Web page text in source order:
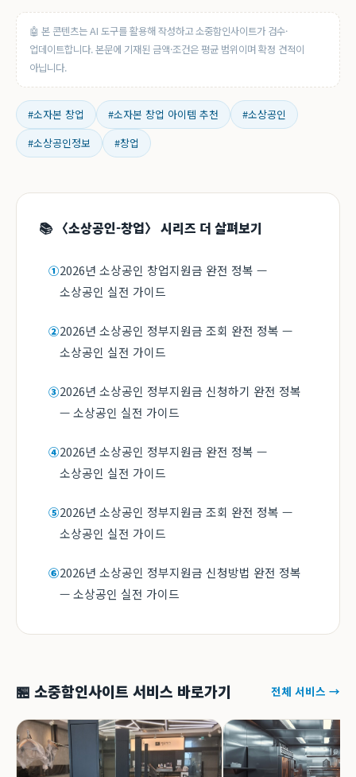
🤖 본 콘텐츠는 AI 도구를 활용해 작성하고 소중함인사이트가 검수·
업데이트합니다. 본문에 기재된 금액·조건은 평균 범위이며 확정 견적이
아닙니다.
#소자본 창업 #소자본 창업 아이템 추천
#소상공인
#소상공인정보
#창업
📚 〈소상공인-창업〉 시리즈 더 살펴보기
①2026년 소상공인 창업지원금 완전 정복 —
소상공인 실전 가이드
②2026년 소상공인 정부지원금 조회 완전 정복 —
소상공인 실전 가이드
③2026년 소상공인 정부지원금 신청하기 완전 정복
— 소상공인 실전 가이드
④2026년 소상공인 정부지원금 완전 정복 —
소상공인 실전 가이드
⑤2026년 소상공인 정부지원금 조회 완전 정복 —
소상공인 실전 가이드
⑥2026년 소상공인 정부지원금 신청방법 완전 정복
— 소상공인 실전 가이드
🏪 소중함인사이트 서비스 바로가기 전체 서비스 →